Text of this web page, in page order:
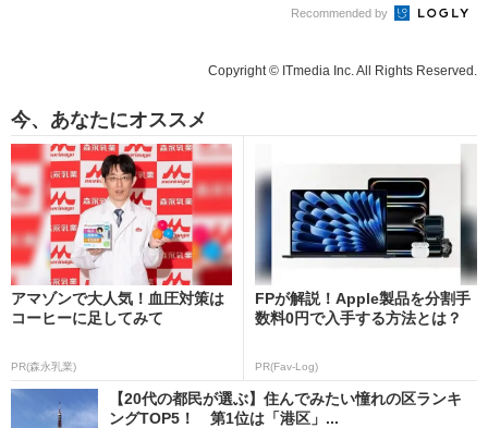
Recommended by
Copyright © ITmedia Inc. All Rights Reserved.
今、あなたにオススメ
アマゾンで大人気！血圧対策は
コーヒーに足してみて
PR(森永乳業)
FPが解説！Apple製品を分割手
数料0円で入手する方法とは？
PR(Fav-Log)
【20代の都民が選ぶ】住んでみたい憧れの区ランキ
ングTOP5！ 第1位は「港区」...